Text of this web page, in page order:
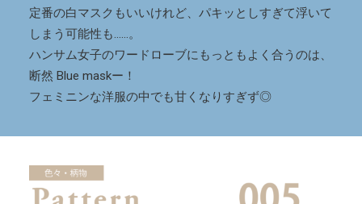
定番の白マスクもいいけれど、パキッとしすぎて浮いて
しまう可能性も……。
ハンサム女子のワードローブにもっともよく合うのは、
断然 Blue maskー！
フェミニンな洋服の中でも甘くなりすぎず◎